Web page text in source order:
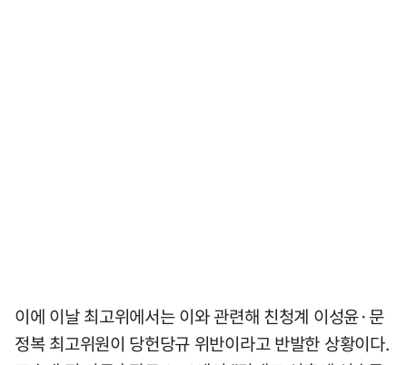
이에 이날 최고위에서는 이와 관련해 친청계 이성윤·문
정복 최고위원이 당헌당규 위반이라고 반발한 상황이다.